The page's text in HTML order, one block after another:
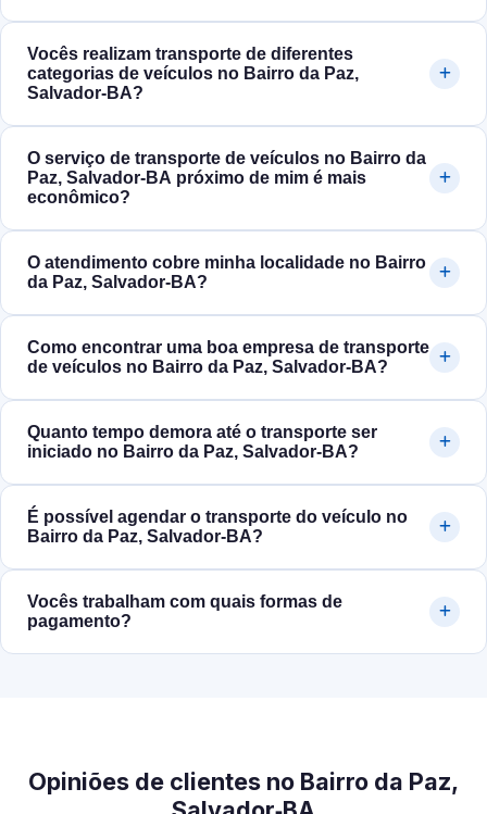
Vocês realizam transporte de diferentes
categorias de veículos no Bairro da Paz,
Salvador‑BA?
O serviço de transporte de veículos no Bairro da
Paz, Salvador‑BA próximo de mim é mais
econômico?
O atendimento cobre minha localidade no Bairro
da Paz, Salvador‑BA?
Como encontrar uma boa empresa de transporte
de veículos no Bairro da Paz, Salvador‑BA?
Quanto tempo demora até o transporte ser
iniciado no Bairro da Paz, Salvador‑BA?
É possível agendar o transporte do veículo no
Bairro da Paz, Salvador‑BA?
Vocês trabalham com quais formas de
pagamento?
Opiniões de clientes no Bairro da Paz,